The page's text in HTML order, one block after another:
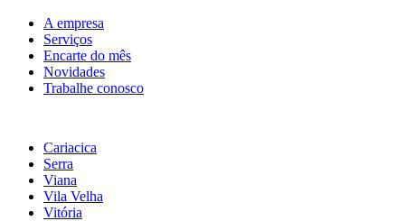
A empresa
Serviços
Encarte do mês
Novidades
Trabalhe conosco
Cariacica
Serra
Viana
Vila Velha
Vitória